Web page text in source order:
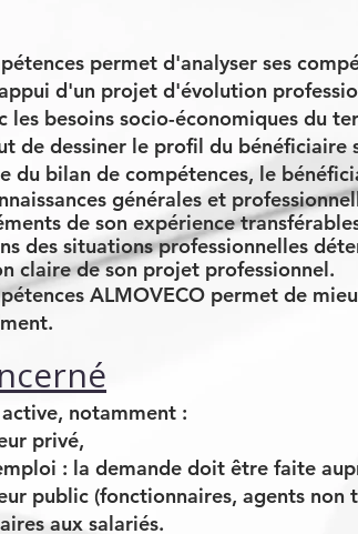
permet d'analyser ses
d'un projet d'évolution
les besoins socio-économiques du
de dessiner le profil du
du bilan de compétences, le
générales et
de son expérience
des situations professionnelles
claire de son projet professionnel.
ALMOVECO permet de
notamment :
privé,
: la demande doit être faite
public (fonctionnaires, agents
aux salariés.